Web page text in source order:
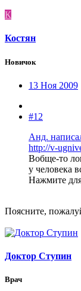
К
Костян
Новичок
13 Ноя 2009
#12
Анд.
http://v-
Вобще-то
у человека
Нажмите
Поясните,
Доктор Ступин
Врач